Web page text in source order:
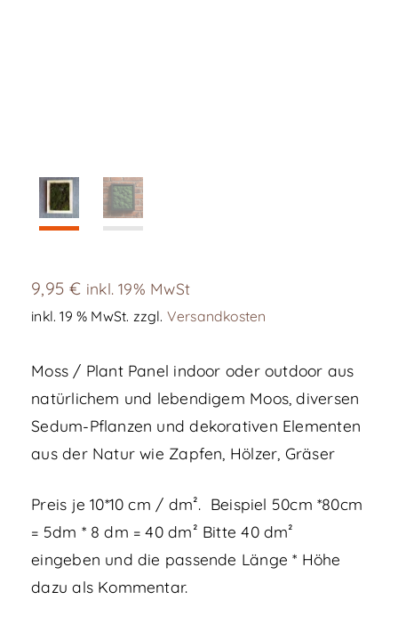
9,95€ inkl. 19% MwSt
inkl. 19 % MwSt. zzgl. Versandkosten
Moss / Plant Panel indoor oder outdoor aus
natürlichem und lebendigem Moos, diversen
Sedum-Pflanzen und dekorativen Elementen
aus der Natur wie Zapfen, Hölzer, Gräser
Preis je 10*10 cm / dm². Beispiel 50cm *80cm
= 5dm * 8 dm = 40 dm² Bitte 40 dm²
eingeben und die passende Länge * Höhe
dazu als Kommentar.